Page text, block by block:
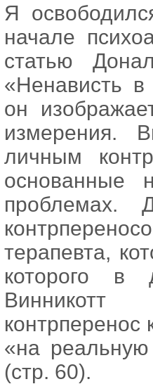
Я
начале
статью
«Ненависть в
он
измерения.
личным
основанные
проблемах.
терапевта,
которого в
Винникотт
«на
(стр. 60).